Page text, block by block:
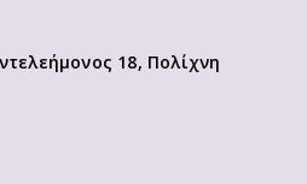
18, Πολίχνη